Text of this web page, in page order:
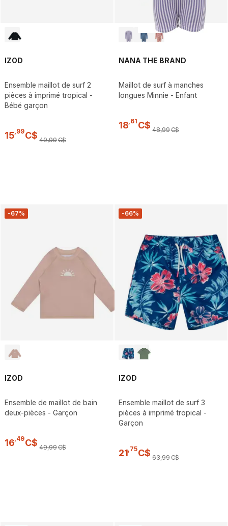
IZOD
Ensemble maillot de surf 2
pièces à imprimé tropical -
Bébé garçon
15,99C$ 49,99C$
NANA THE BRAND
Maillot de surf à manches
longues Minnie - Enfant
18,61 C$ 48,99C$
-67%
IZOD
Ensemble de maillot de bain
deux-pièces - Garçon
16 49C$ 49,99C$
-66%
IZOD
Ensemble maillot de surf 3
pièces à imprimé tropical -
Garçon
21 75C$ 63,99C$